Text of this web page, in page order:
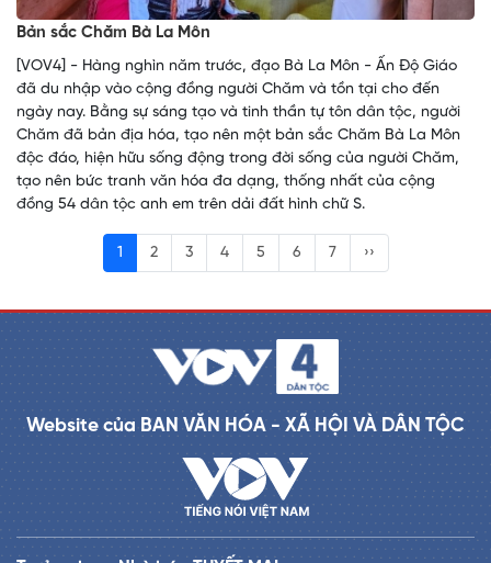
Bản sắc Chăm Bà La Môn
[VOV4] - Hàng nghìn năm trước, đạo Bà La Môn - Ấn Độ Giáo
đã du nhập vào cộng đồng người Chăm và tồn tại cho đến
ngày nay. Bằng sự sáng tạo và tinh thần tự tôn dân tộc, người
Chăm đã bản địa hóa, tạo nên một bản sắc Chăm Bà La Môn
độc đáo, hiện hữu sống động trong đời sống của người Chăm,
tạo nên bức tranh văn hóa đa dạng, thống nhất của cộng
đồng 54 dân tộc anh em trên dải đất hình chữ S.
1 2 3 4 5 6 7 ››
Website của BAN VĂN HÓA - XÃ HỘI VÀ DÂN TỘC